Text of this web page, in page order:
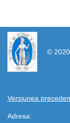
©
Versiunea
Adresa:
https://propletenie.ru/